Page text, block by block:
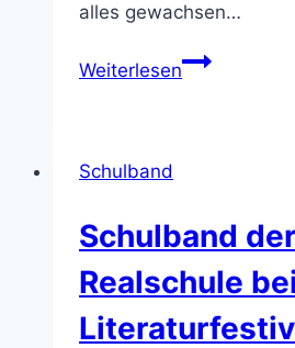
alles gewachsen…
WeiterlesenWeinlese
war
wieder
fleißig!
Schulband
Schulband
Realschule